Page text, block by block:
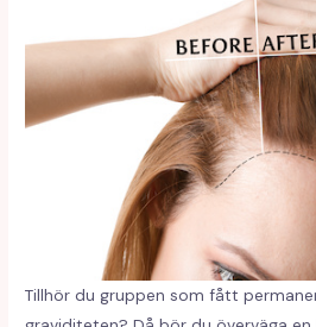
Tillhör du gruppen som fått